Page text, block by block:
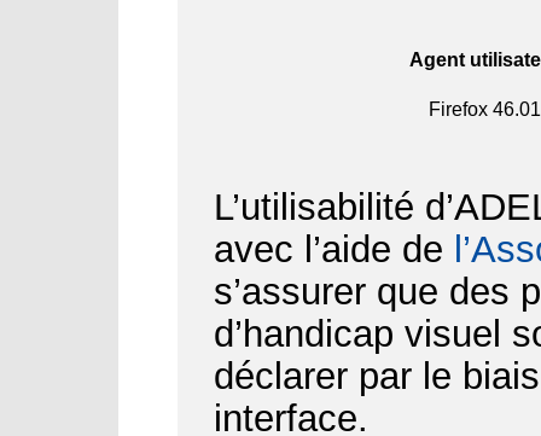
Agent
Firefox46.01
L’utilisabilité
avec l’aide de
s’assurer que des
d’handicap visuel
déclarer par le
interface.